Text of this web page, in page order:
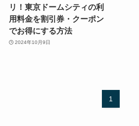
リ！東京ドームシティの利
用料金を割引券・クーポン
でお得にする方法
2024年10月9日
1